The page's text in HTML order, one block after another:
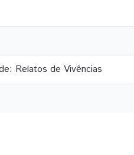
Relatos de Vivências